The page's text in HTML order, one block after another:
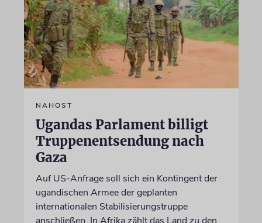
NAHOST
Ugandas Parlament billigt
Truppenentsendung nach
Gaza
Auf US-Anfrage soll sich ein Kontingent der
ugandischen Armee der geplanten
internationalen Stabilisierungstruppe
anschließen. In Afrika zählt das Land zu den